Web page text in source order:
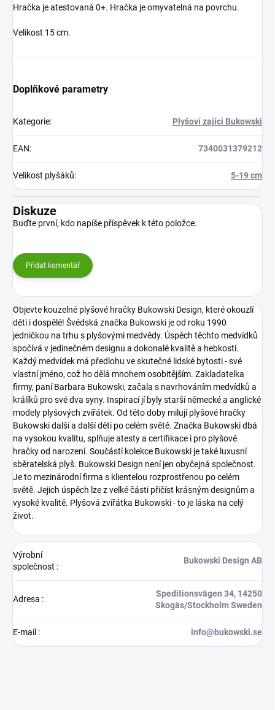
Hračka je atestovaná 0+. Hračka je omyvatelná na povrchu.
Velikost 15 cm.
Doplňkové parametry
Kategorie: Plyšoví zajíci Bukowski
EAN: 7340031379212
Velikost plyšáků: 5-19 cm
Diskuze
Buďte první, kdo napíše příspěvek k této položce.
Přidat komentář
Objevte kouzelné plyšové hračky Bukowski Design, které okouzlí
děti i dospělé! Švédská značka Bukowski je od roku 1990
jedničkou na trhu s plyšovými medvědy. Úspěch těchto medvídků
spočívá v jedinečném designu a dokonalé kvalitě a hebkosti.
Každý medvídek má předlohu ve skutečné lidské bytosti - své
vlastní jméno, což ho dělá mnohem osobitějším. Zakladatelka
firmy, paní Barbara Bukowski, začala s navrhováním medvídků a
králíků pro své dva syny. Inspirací jí byly starší německé a anglické
modely plyšových zvířátek. Od této doby milují plyšové hračky
Bukowski další a další děti po celém světě. Značka Bukowski dbá
na vysokou kvalitu, splňuje atesty a certifikace i pro plyšové
hračky od narození. Součástí kolekce Bukowski je také luxusní
sběratelská plyš. Bukowski Design není jen obyčejná společnost.
Je to mezinárodní firma s klientelou rozprostřenou po celém
světě. Jejich úspěch lze z velké části přičíst krásným designům a
vysoké kvalitě. Plyšová zvířátka Bukowski - to je láska na celý
život.
Výrobní
společnost :
Bukowski Design AB
Adresa :
Speditionsvägen 34, 14250
Skogäs/Stockholm Sweden
E-mail : info@bukowski.se